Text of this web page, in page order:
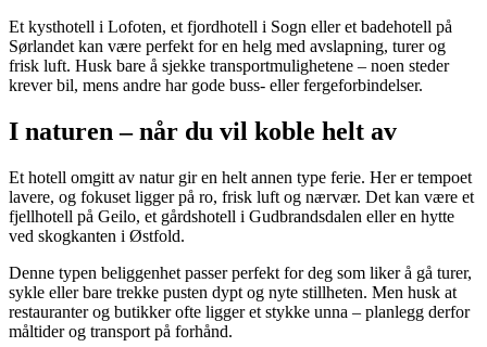
Et kysthotell i Lofoten, et fjordhotell i Sogn eller et badehotell på
Sørlandet kan være perfekt for en helg med avslapning, turer og
frisk luft. Husk bare å sjekke transportmulighetene – noen steder
krever bil, mens andre har gode buss- eller fergeforbindelser.
I naturen – når du vil koble helt av
Et hotell omgitt av natur gir en helt annen type ferie. Her er tempoet
lavere, og fokuset ligger på ro, frisk luft og nærvær. Det kan være et
fjellhotell på Geilo, et gårdshotell i Gudbrandsdalen eller en hytte
ved skogkanten i Østfold.
Denne typen beliggenhet passer perfekt for deg som liker å gå turer,
sykle eller bare trekke pusten dypt og nyte stillheten. Men husk at
restauranter og butikker ofte ligger et stykke unna – planlegg derfor
måltider og transport på forhånd.